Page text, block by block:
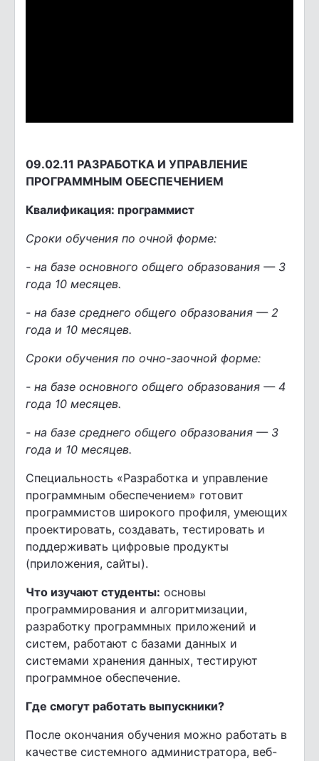
09.02.11 РАЗРАБОТКА И УПРАВЛЕНИЕ
ПРОГРАММНЫМ ОБЕСПЕЧЕНИЕМ
Квалификация: программист
Сроки обучения по очной форме:
- на базе основного общего образования — 3
года 10 месяцев.
- на базе среднего общего образования — 2
года и 10 месяцев.
Сроки обучения по очно-заочной форме:
- на базе основного общего образования — 4
года 10 месяцев.
- на базе среднего общего образования — 3
года и 10 месяцев.
Специальность «Разработка и управление
программным обеспечением» готовит
программистов широкого профиля, умеющих
проектировать, создавать, тестировать и
поддерживать цифровые продукты
(приложения, сайты).
Что изучают студенты: основы
программирования и алгоритмизации,
разработку программных приложений и
систем, работают с базами данных и
системами хранения данных, тестируют
программное обеспечение.
Где смогут работать выпускники?
После окончания обучения можно работать в
качестве системного администратора, веб-